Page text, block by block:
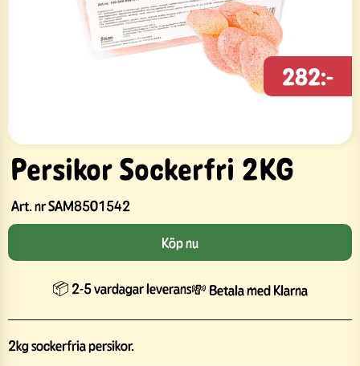
Persikor Sockerfri 2KG
Art. nrSAM8501542
282:-
Köp nu
📦 2-5 vardagar leverans💸 Betala med Klarna
2kg sockerfria persikor.